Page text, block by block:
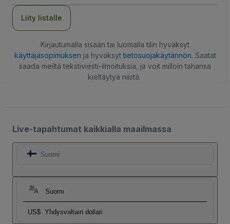
Liity listalle
Kirjautumalla sisään tai luomalla tilin hyväksyt
käyttäjäsopimuksen ja hyväksyttietosuojakäytännön. Saatat
saada meiltä tekstiviesti-ilmoituksia, ja voit milloin tahansa
kieltäytyä niistä.
Live-tapahtumat kaikkialla maailmassa
Suomi
Suomi
US$ Yhdysvaltain dollari